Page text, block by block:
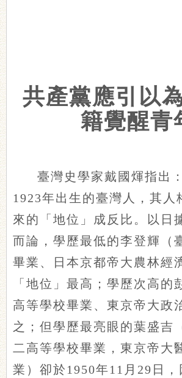
共產黨應引以
籍覺醒青
臺灣史學家戴國煇指出
1923年出生的臺灣人，其人
來的「地位」成反比。以日
而論，學歷最低的李登輝（
畢業、日本京都帝大農林經
「地位」最高；學歷次高的
高等學校畢業、東京帝大政
之；但學歷最亮眼的葉盛吉
二高等學校畢業，東京帝大
業）卻於1950年11月29日